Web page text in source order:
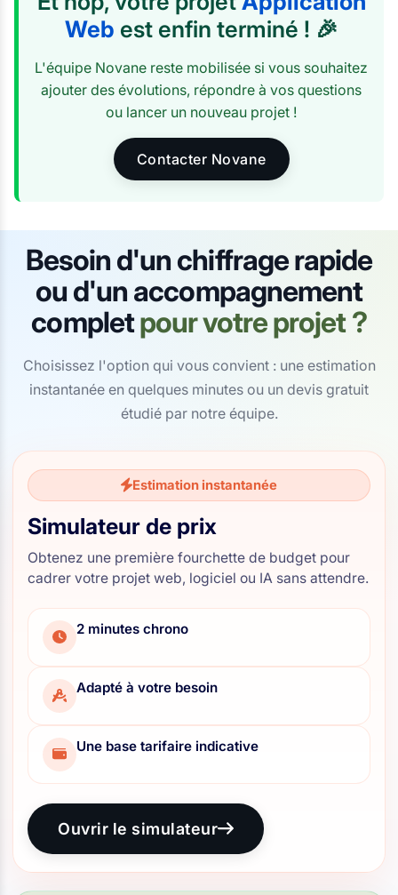
Web est enfin terminé ! 🎉
L'équipe Novane reste mobilisée si vous souhaitez
ajouter des évolutions, répondre à vos questions
ou lancer un nouveau projet !
Contacter Novane
Besoin d'un chiffrage rapide
ou d'un accompagnement
completpour votre projet ?
Choisissez l'option qui vous convient : une estimation
instantanée en quelques minutes ou un devis gratuit
étudié par notre équipe.
Estimation instantanée
Simulateur de prix
Obtenez une première fourchette de budget pour
cadrer votre projet web, logiciel ou IA sans attendre.
2 minutes chrono
Adapté à votre besoin
Une base tarifaire indicative
Ouvrir le simulateur